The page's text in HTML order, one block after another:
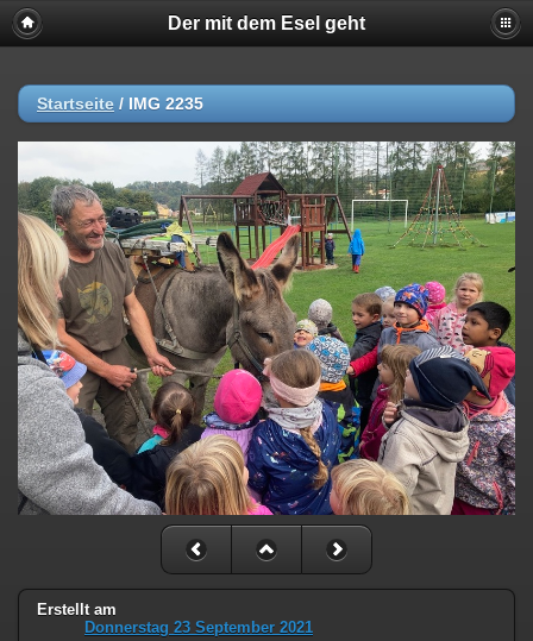
Deprecated
: strncmp(): Passing null to parameter #1 ($string1) of type
string is deprecated in/var/www/vhosts/h214041.web38.alfahosting-
447
Der mit dem Esel geht
Startseite / IMG 2235
Erstellt am
Donnerstag 23 September 2021